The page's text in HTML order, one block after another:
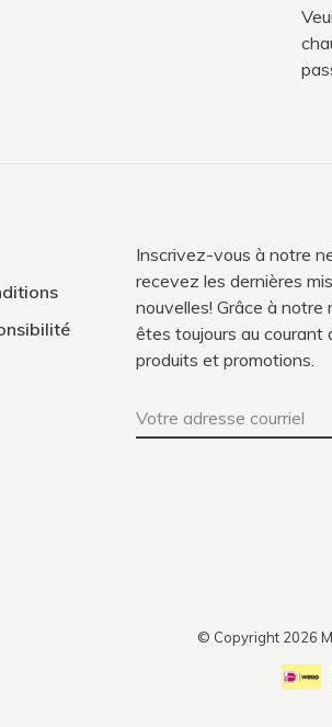
Inscrivez-vous à notre
recevez les dernières
nouvelles! Grâce à
êtes toujours au courant
produits et promotions.
© Copyright 2026